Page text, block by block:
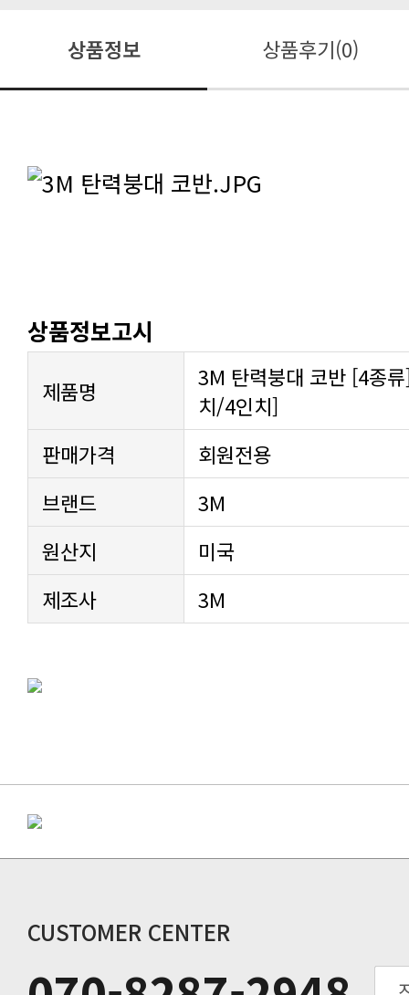
상품정보 상품후기(0)
상품정보고시
제품명
치/4인치]
판매가격
회원전용
브랜드
3M
원산지
미국
제조사
3M
CUSTOMER CENTER